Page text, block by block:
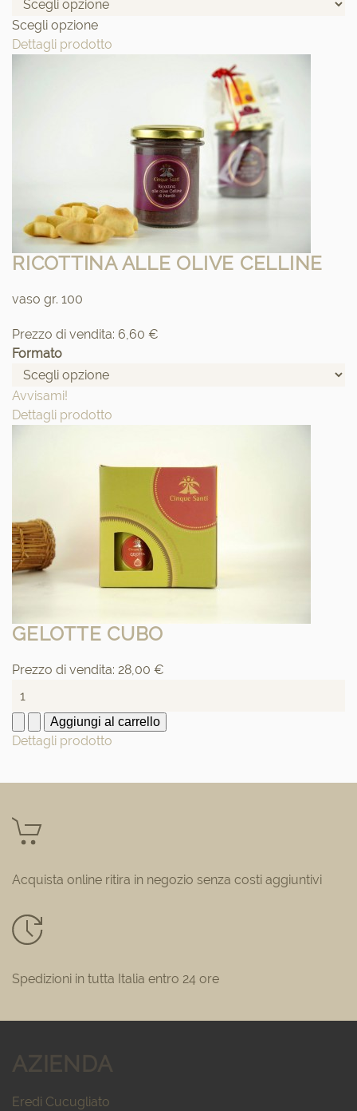
Scegli opzione
Dettagli prodotto
RICOTTINA ALLE OLIVE CELLINE
vaso gr. 100
Prezzo di vendita: 6,60 €
Formato
Avvisami!
Dettagli prodotto
GELOTTE CUBO
Prezzo di vendita: 28,00 €
Dettagli prodotto
Acquista online ritira in negozio senza costi aggiuntivi
Spedizioni in tutta Italia entro 24 ore
AZIENDA
Eredi Cucugliato